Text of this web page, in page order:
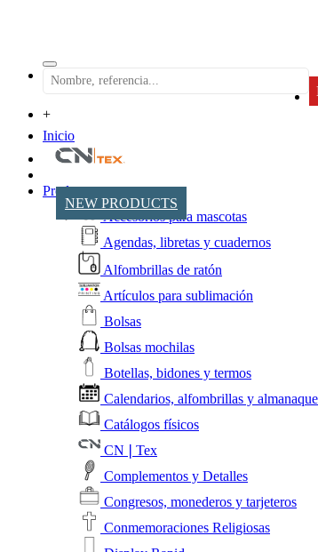
+
Inicio
NEW PRODUCTS
Productos
Accesorios para mascotas
Agendas, libretas y cuadernos
Alfombrillas de ratón
Artículos para sublimación
Bolsas
Bolsas mochilas
Botellas, bidones y termos
Calendarios, alfombrillas y
Catálogos físicos
CN❘Tex
Complementos y Detalles
Congresos, monederos y tarjeteros
Conmemoraciones Religiosas